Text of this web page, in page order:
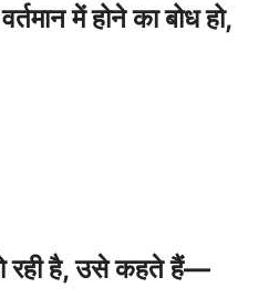
में होने का बोध हो,
रही है, उसे कहते हैं—